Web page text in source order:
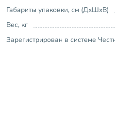
Габариты упаковки, см (ДхШхВ)
Вес, кг
Зарегистрирован в системе